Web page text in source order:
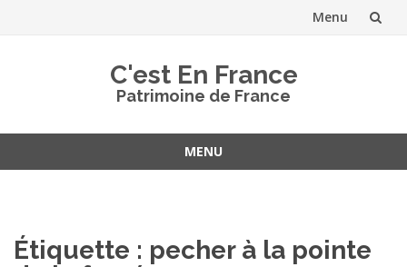
Menu
C'est En France
Patrimoine de France
MENU
Étiquette : pecher à la pointe